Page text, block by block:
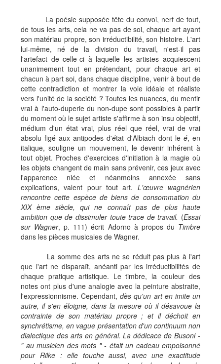
La poésie supposée tête du convoi, nerf de tout,
de tous les arts, cela ne va pas de soi, chaque art ayant
son matériau propre, son irréductibilité, son histoire. L'art
lui-même, né de la division du travail, n'est-il pas
l'artefact de celle-ci à laquelle les artistes acquiescent
unanimement tout en prétendant, pour chaque art et
chacun à part soi, dans chaque discipline, venir à bout de
cette contradiction et montrer la voie idéale et réaliste
vers l'unité de la société ? Toutes les nuances, du mentir
vrai à l'auto-duperie du non-dupe sont possibles à partir
du moment où le sujet artiste s'affirme à son insu objectif,
médium d'un état vrai, plus réel que réel, vrai de vrai
absolu figé aux antipodes d'état d'Albiach dont le é, en
italique, souligne un mouvement, le devenir inhérent à
tout objet. Proches d'exercices d'initiation à la magie où
les objets changent de main sans prévenir, ces jeux avec
l'apparence niée et néanmoins annexée sans
explications, valent pour tout art. L'œuvre wagnérien
rencontre cette espèce de biens de consommation du
XIX ème siècle, qui ne connaît pas de plus haute
ambition que de dissimuler toute trace de travail. (Essai
sur Wagner, p. 111) écrit Adorno à propos du Timbre
dans les pièces musicales de Wagner.
La somme des arts ne se réduit pas plus à l'art
que l'art ne disparaît, anéanti par les irréductibilités de
chaque pratique artistique. Le timbre, la couleur des
notes ont plus d'une analogie avec la peinture abstraite,
l'expressionnisme. Cependant,dès qu'un art en imite un
autre, il s'en éloigne, dans la mesure où il désavoue la
contrainte de son matériau propre ; et il déchoit en
synchrétisme, en vague présentation d'un continuum non
dialectique des arts en général. La dédicace de Busoni -
" au musicien des mots " - était un cadeau empoisonné
pour Rilke : elle touche aussi, avec une exactitude